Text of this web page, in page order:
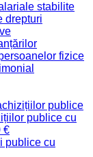
stabilite
drepturi
fizice
publice
publice cu
€
publice cu